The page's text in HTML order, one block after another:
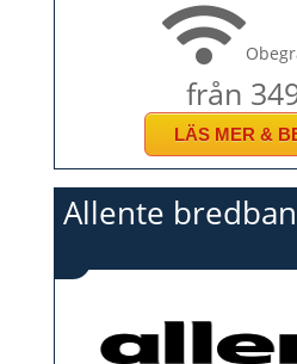
från
LÄS MER &
Allente